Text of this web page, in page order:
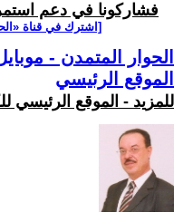
فشاركونا في دعم
[اشترك في قناة
الحوار المتمدن -
الموقع الرئيسي
للمزيد - الموقع الرئيسي